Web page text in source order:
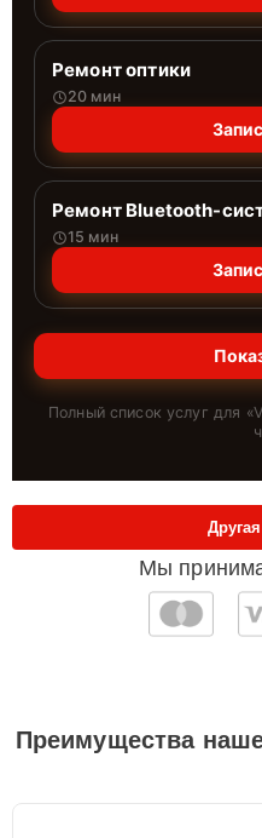
Ремонт оптики
20 мин
Ремонт Bluetooth-
15 мин
Полный список услуг для «
Мы
Преимущества